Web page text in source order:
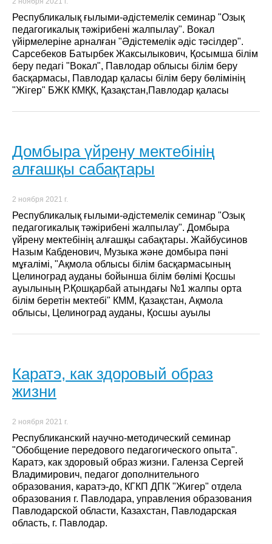
Республикалық ғылыми-әдістемелік семинар "Озық
педагогикалық тәжірибені жалпылау". Вокал
үйірмелеріне арналған "Әдістемелік әдіс тəсілдер".
Сарсебеков Батырбек Жаксылыкович, Қосымша білім
беру педагі "Вокал", Павлодар облысы білім беру
басқармасы, Павлодар қаласы білім беру бөлімінің
"Жігер" БЖК КМҚК, Қазақстан,Павлодар қаласы
Домбыра үйрену мектебінің
алғашқы сабақтары
2 ноября 2021 г.
Республикалық ғылыми-әдістемелік семинар "Озық
педагогикалық тәжірибені жалпылау". Домбыра
үйрену мектебінің алғашқы сабақтары. Жайбусинов
Назым Кабденович, Музыка және домбыра пәні
мұғалімі, "Ақмола облысы білім басқармасының
Целиноград ауданы бойынша білім бөлімі Қосшы
ауылының Р.Қошқарбай атындағы №1 жалпы орта
білім беретін мектебі" КММ, Қазақстан, Ақмола
облысы, Целиноград ауданы, Қосшы ауылы
Каратэ, как здоровый образ
жизни
2 ноября 2021 г.
Республиканский научно-методический семинар
"Обобщение передового педагогического опыта".
Каратэ, как здоровый образ жизни. Галенза Сергей
Владимирович, педагог дополнительного
образования, каратэ-до, КГКП ДПК "Жигер" отдела
образования г. Павлодара, управления образования
Павлодарской области, Казахстан, Павлодарская
область, г. Павлодар.